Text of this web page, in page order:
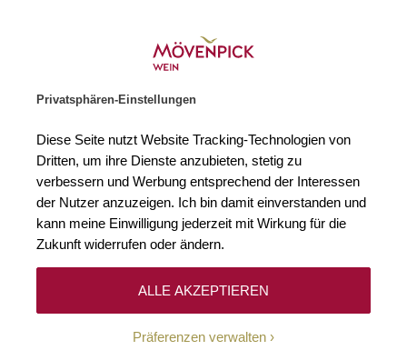
Privatsphären-Einstellungen
Diese Seite nutzt Website Tracking-Technologien von
Dritten, um ihre Dienste anzubieten, stetig zu
verbessern und Werbung entsprechend der Interessen
der Nutzer anzuzeigen. Ich bin damit einverstanden und
kann meine Einwilligung jederzeit mit Wirkung für die
Zukunft widerrufen oder ändern.
Präferenzen verwalten
ALLE AKZEPTIEREN
Zum Ende der Bildgalerie springen
Zum Anfang der